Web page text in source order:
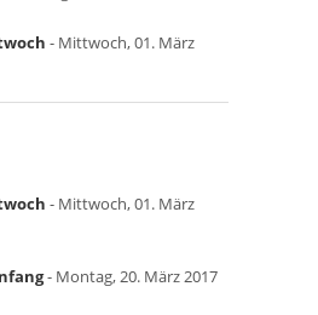
- Mittwoch, 01. März
- Mittwoch, 01. März
- Montag, 20. März 2017